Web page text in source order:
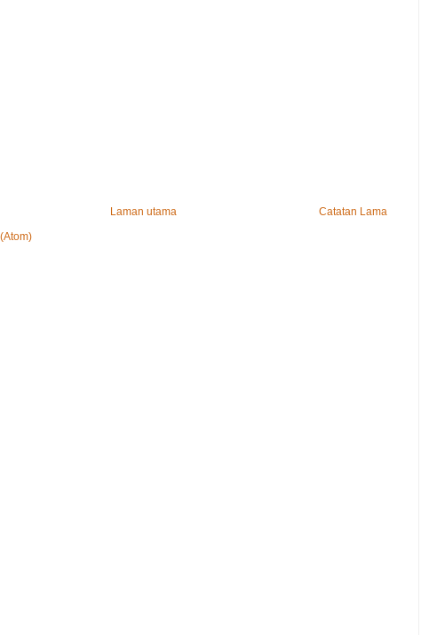
Catatan Lama
Laman utama